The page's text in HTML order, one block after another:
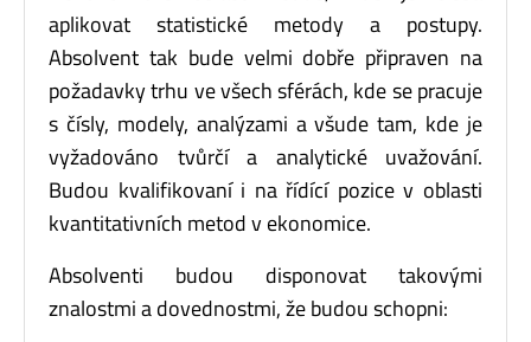
aplikovat statistické metody a postupy.
Absolvent tak bude velmi dobře připraven na
požadavky trhu ve všech sférách, kde se pracuje
s čísly, modely, analýzami a všude tam, kde je
vyžadováno tvůrčí a analytické uvažování.
Budou kvalifikovaní i na řídící pozice v oblasti
kvantitativních metod v ekonomice.
Absolventi budou disponovat takovými
znalostmi a dovednostmi, že budou schopni: